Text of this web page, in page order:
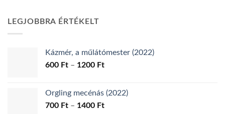
was:
1900 Ft.
LEGJOBBRA ÉRTÉKELT
Kázmér, a műlátómester (2022)
600 Ft – 1200 FtÁrtartomány:
1200 Ft
Orgling mecénás (2022)
700 Ft – 1400 FtÁrtartomány: